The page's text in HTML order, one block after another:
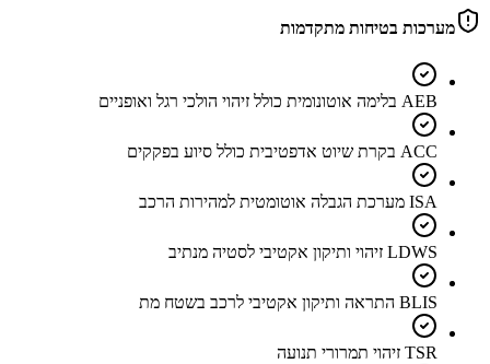
מערכות בטיחות מתקדמות
AEB בלימה אוטונומית כולל זיהוי הולכי רגל ואופניים
ACC בקרת שיוט אדפטיבית כולל סיוע בפקקים
ISA מערכת הגבלה אוטומטית למהירות הרכב
LDWS זיהוי ותיקון אקטיבי לסטיה מנתיב
BLIS התראה ותיקון אקטיבי לרכב בשטח מת
TSR זיהוי תמרורי תנועה